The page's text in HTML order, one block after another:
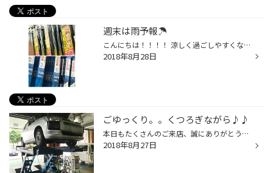
週末は雨予報☂
こんにちは！！！！ 涼しく過ごしやすくなってきましたね☺ 本日はオイル交換からスタートしております！！☼ 今週末は雨予報が出てる様です☂☂☂ 更に涼しくなりそうですので風邪にも注意です！！！ ●〇雨の日のドライブにかかせないワイパー〇● ワイパー動かした時にスジが残ってたりしてませんか？ ...
2018年8月28日
ごゆっくり。。くつろぎながら♪♪
本日もたくさんのご来店、誠にありがとうございました。 今回のブログはお決まりの毎日のお車のメンテナンスをチラッと。。 メンテナンス中の待って頂いている時間の過ごし方を。。。。 ✿✿オイル交換とエアコンフィルター交換✿✿✿ ①お盆休みやドライブシーズンで長距離を乗られた方。 ②しばらくオイ...
2018年8月27日